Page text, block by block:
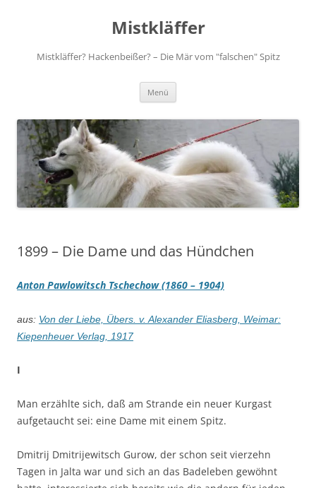
Mistkläffer
Mistkläffer? Hackenbeißer? – Die Mär vom "falschen" Spitz
Menü
1899 – Die Dame und das Hündchen
Anton Pawlowitsch Tschechow (1860 – 1904)
aus: Von der Liebe, Übers. v. Alexander Eliasberg, Weimar:
Kiepenheuer Verlag, 1917
I
Man erzählte sich, daß am Strande ein neuer Kurgast
aufgetaucht sei: eine Dame mit einem Spitz.
Dmitrij Dmitrijewitsch Gurow, der schon seit vierzehn
Tagen in Jalta war und sich an das Badeleben gewöhnt